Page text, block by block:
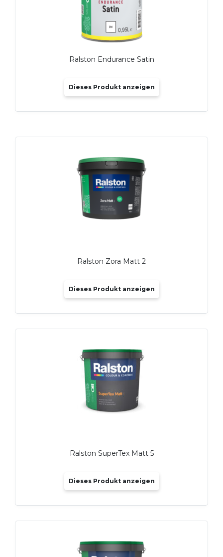
Ralston Endurance Satin
Dieses Produkt anzeigen
Ralston Zora Matt 2
Dieses Produkt anzeigen
Ralston SuperTex Matt 5
Dieses Produkt anzeigen